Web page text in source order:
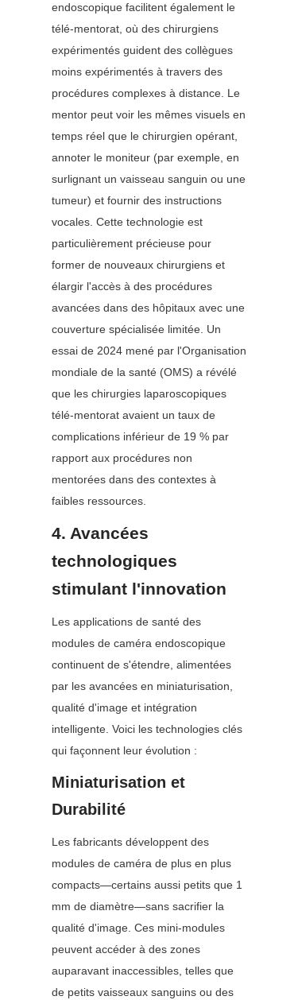
endoscopique facilitent également le
télé-mentorat, où des chirurgiens
expérimentés guident des collègues
moins expérimentés à travers des
procédures complexes à distance. Le
mentor peut voir les mêmes visuels en
temps réel que le chirurgien opérant,
annoter le moniteur (par exemple, en
surlignant un vaisseau sanguin ou une
tumeur) et fournir des instructions
vocales. Cette technologie est
particulièrement précieuse pour
former de nouveaux chirurgiens et
élargir l'accès à des procédures
avancées dans des hôpitaux avec une
couverture spécialisée limitée. Un
essai de 2024 mené par l'Organisation
mondiale de la santé (OMS) a révélé
que les chirurgies laparoscopiques
télé-mentorat avaient un taux de
complications inférieur de 19 % par
rapport aux procédures non
mentorées dans des contextes à
faibles ressources.
4. Avancées
technologiques
stimulant l'innovation
Les applications de santé des
modules de caméra endoscopique
continuent de s'étendre, alimentées
par les avancées en miniaturisation,
qualité d'image et intégration
intelligente. Voici les technologies clés
qui façonnent leur évolution :
Miniaturisation et
Durabilité
Les fabricants développent des
modules de caméra de plus en plus
compacts—certains aussi petits que 1
mm de diamètre—sans sacrifier la
qualité d'image. Ces mini-modules
peuvent accéder à des zones
auparavant inaccessibles, telles que
de petits vaisseaux sanguins ou des